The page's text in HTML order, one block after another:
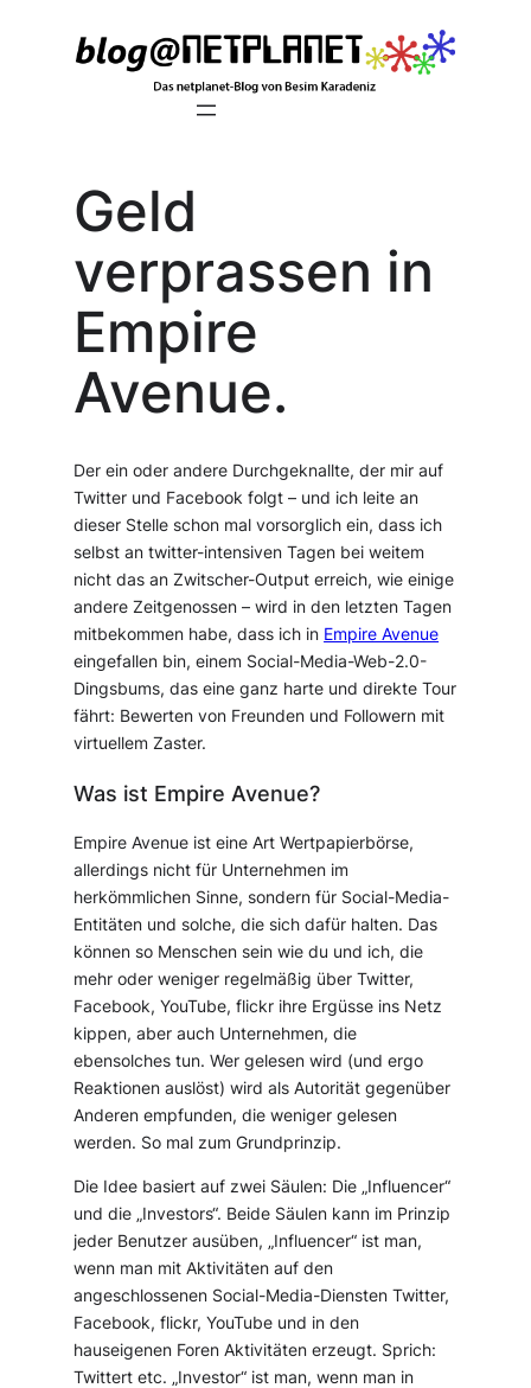
Geld
verprassen in
Empire
Avenue.
Der ein oder andere Durchgeknallte, der mir auf
Twitter und Facebook folgt – und ich leite an
dieser Stelle schon mal vorsorglich ein, dass ich
selbst an twitter-intensiven Tagen bei weitem
nicht das an Zwitscher-Output erreich, wie einige
andere Zeitgenossen – wird in den letzten Tagen
mitbekommen habe, dass ich in Empire Avenue
eingefallen bin, einem Social-Media-Web-2.0-
Dingsbums, das eine ganz harte und direkte Tour
fährt: Bewerten von Freunden und Followern mit
virtuellem Zaster.
Was ist Empire Avenue?
Empire Avenue ist eine Art Wertpapierbörse,
allerdings nicht für Unternehmen im
herkömmlichen Sinne, sondern für Social-Media-
Entitäten und solche, die sich dafür halten. Das
können so Menschen sein wie du und ich, die
mehr oder weniger regelmäßig über Twitter,
Facebook, YouTube, flickr ihre Ergüsse ins Netz
kippen, aber auch Unternehmen, die
ebensolches tun. Wer gelesen wird (und ergo
Reaktionen auslöst) wird als Autorität gegenüber
Anderen empfunden, die weniger gelesen
werden. So mal zum Grundprinzip.
Die Idee basiert auf zwei Säulen: Die „Influencer“
und die „Investors“. Beide Säulen kann im Prinzip
jeder Benutzer ausüben, „Influencer“ ist man,
wenn man mit Aktivitäten auf den
angeschlossenen Social-Media-Diensten Twitter,
Facebook, flickr, YouTube und in den
hauseigenen Foren Aktivitäten erzeugt. Sprich:
Twittert etc. „Investor“ ist man, wenn man in